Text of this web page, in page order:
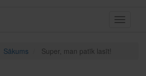
Toggle
Sākums Super, man patīk lasīt!